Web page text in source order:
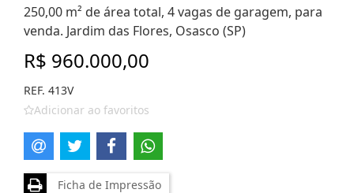
250,00 m² de área total, 4 vagas de garagem, para
venda. Jardim das Flores, Osasco (SP)
R$ 960.000,00
REF. 413V
Adicionar ao favoritos
Ficha de Impressão